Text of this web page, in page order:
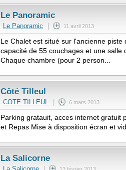
Le Panoramic
Le Panoramic 11 avril 2013
Le Chalet est situé sur l'ancienne
capacité de 55 couchages et une salle
Chaque chambre (pour 2 person...
Côté Tilleul
COTE TILLEUL 6 mars 2013
Parking gratauit, acces internet gratuit
et Repas Mise à disposition écran et
La Salicorne